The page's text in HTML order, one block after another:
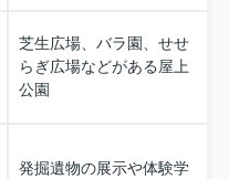
芝生広場、バラ園、せせ
らぎ広場などがある屋上
公園
発掘遺物の展示や体験学